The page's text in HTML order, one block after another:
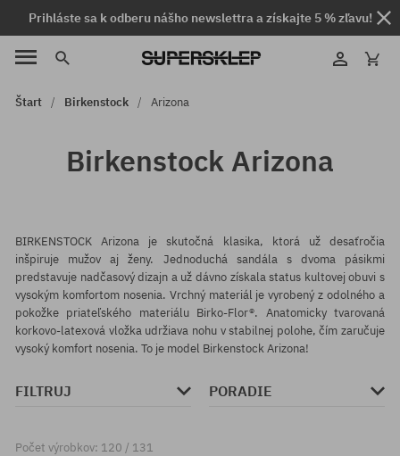
Prihláste sa k odberu nášho newslettra a získajte 5 % zľavu!
Štart Birkenstock Arizona
Birkenstock Arizona
BIRKENSTOCK Arizona je skutočná klasika, ktorá už desaťročia
inšpiruje mužov aj ženy. Jednoduchá sandála s dvoma pásikmi
predstavuje nadčasový dizajn a už dávno získala status kultovej obuvi s
vysokým komfortom nosenia. Vrchný materiál je vyrobený z odolného a
pokožke priateľského materiálu Birko-Flor®. Anatomicky tvarovaná
korkovo-latexová vložka udržiava nohu v stabilnej polohe, čím zaručuje
vysoký komfort nosenia. To je model Birkenstock Arizona!
FILTRUJ PORADIE
Počet výrobkov: 120 / 131